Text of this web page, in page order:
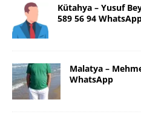
Kütahya – Yusuf
589 56 94
Malatya –
WhatsApp